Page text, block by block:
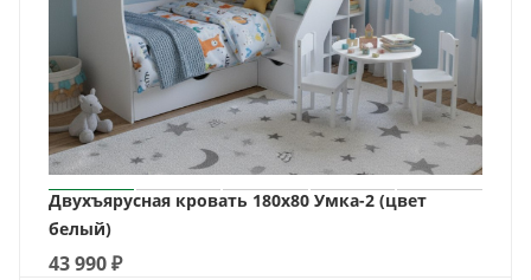
Двухъярусная кровать 180х80 Умка-2 (цвет
белый)
43 990₽